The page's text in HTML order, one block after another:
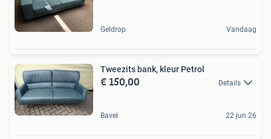
Geldrop Vandaag
Tweezits bank, kleur Petrol
€ 150,00 Details
Bavel 22 jun 26